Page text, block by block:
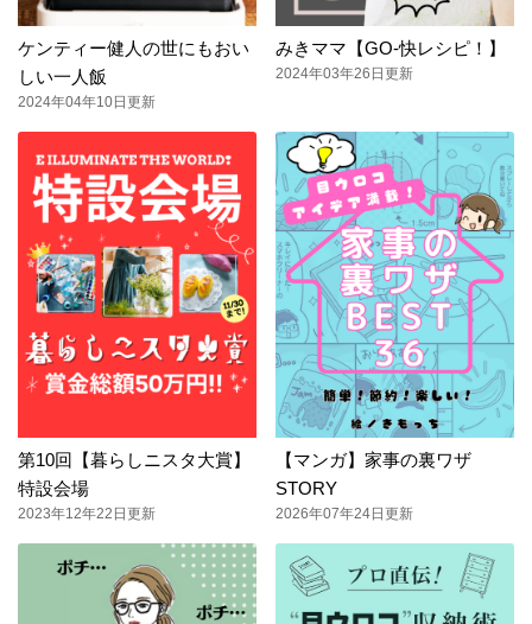
ケンティー健人の世にもおい
しい一人飯
2024年04年10日更新
みきママ【GO-快レシピ！】
2024年03年26日更新
第10回【暮らしニスタ大賞】
特設会場
2023年12年22日更新
【マンガ】家事の裏ワザ
STORY
2026年07年24日更新